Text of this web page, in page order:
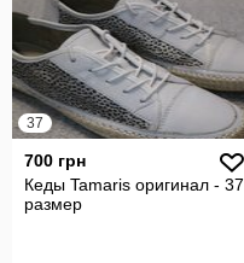
37
700 грн
Кеды Tamaris оригинал - 37
размер